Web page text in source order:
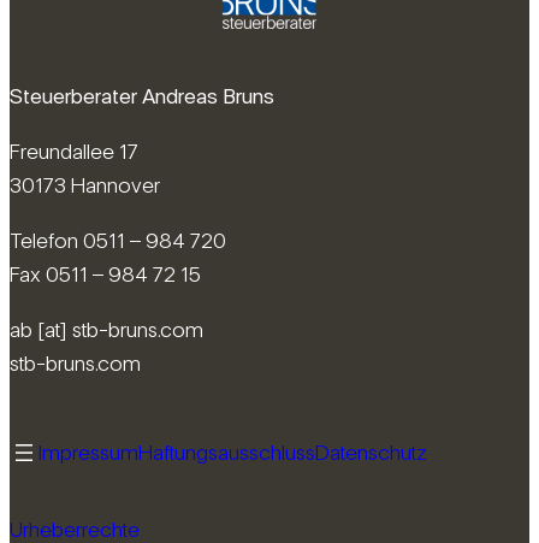
Steuerberater Andreas Bruns
Freundallee 17
30173 Hannover
Telefon 0511 – 984 720
Fax 0511 – 984 72 15
ab [at] stb-bruns.com
stb-bruns.com
ImpressumHaftungsausschlussDatenschutz
Urheberrechte